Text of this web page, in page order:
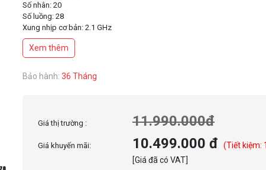
Số nhân: 20
Số luồng: 28
Xung nhịp cơ bản: 2.1 GHz
Xung nhịp tối đa: 5.4 GHz
Xem thêm
Bảo hành: 36 Tháng
Giá thị trường : 11.990.000đ
Giá khuyến mãi: 10.499.000 đ
(Tiết kiệm:
[Giá đã có VAT]